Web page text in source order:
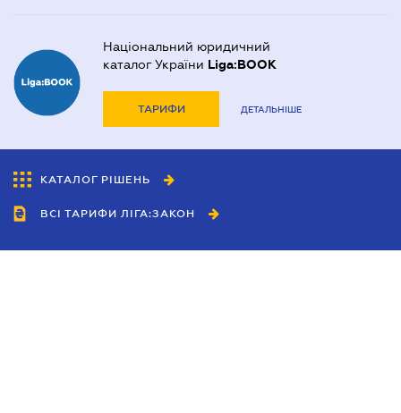
Національний юридичний
каталог України Liga:BOOK
ТАРИФИ ДЕТАЛЬНІШЕ
КАТАЛОГ РІШЕНЬ
ВСІ ТАРИФИ ЛІГА:ЗАКОН